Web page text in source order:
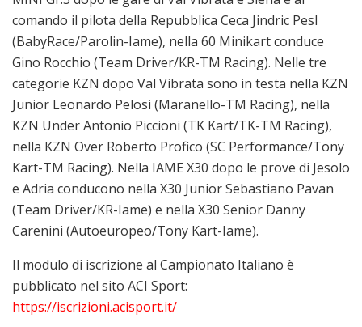
comando il pilota della Repubblica Ceca Jindric Pesl
(BabyRace/Parolin-Iame), nella 60 Minikart conduce
Gino Rocchio (Team Driver/KR-TM Racing). Nelle tre
categorie KZN dopo Val Vibrata sono in testa nella KZN
Junior Leonardo Pelosi (Maranello-TM Racing), nella
KZN Under Antonio Piccioni (TK Kart/TK-TM Racing),
nella KZN Over Roberto Profico (SC Performance/Tony
Kart-TM Racing). Nella IAME X30 dopo le prove di Jesolo
e Adria conducono nella X30 Junior Sebastiano Pavan
(Team Driver/KR-Iame) e nella X30 Senior Danny
Carenini (Autoeuropeo/Tony Kart-Iame).
Il modulo di iscrizione al Campionato Italiano è
pubblicato nel sito ACI Sport:
https://iscrizioni.acisport.it/